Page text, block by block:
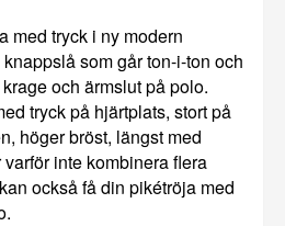
med tryck i ny modern
som går ton-i-ton och
och ärmslut på polo.
tryck på hjärtplats, stort på
höger bröst, längst med
inte kombinera flera
också få din pikétröja med